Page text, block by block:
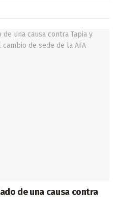
de una causa contra